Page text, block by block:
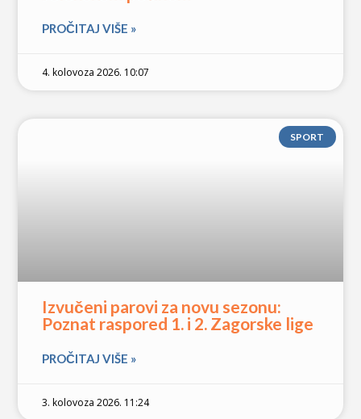
PROČITAJ VIŠE »
4. kolovoza 2026. 10:07
SPORT
Izvučeni parovi za novu sezonu:
Poznat raspored 1. i 2. Zagorske lige
PROČITAJ VIŠE »
3. kolovoza 2026. 11:24